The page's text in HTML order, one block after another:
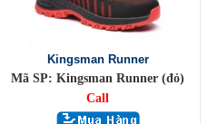
Kingsman Runner
Mã SP: Kingsman Runner (đỏ)
Call